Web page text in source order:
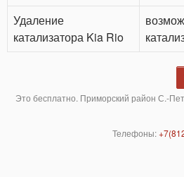
Удаление
катализатора Kia Rio
Это бесплатно. Приморский район С.-
Телефоны: